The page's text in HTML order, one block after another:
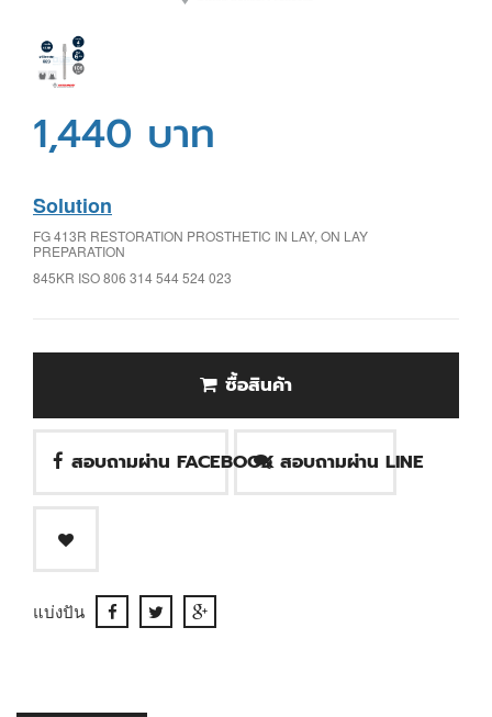
1,440 บาท
Solution
FG 413R RESTORATION PROSTHETIC IN LAY, ON LAY
PREPARATION
845KR ISO 806 314 544 524 023
ซื้อสินค้า
สอบถามผ่าน FACEBOOK สอบถามผ่าน LINE
แบ่งปัน